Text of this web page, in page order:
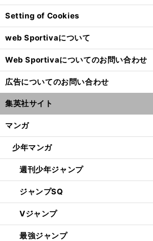
Setting of Cookies
web Sportivaについて
Web Sportivaについてのお問い合わせ
広告についてのお問い合わせ
集英社サイト
マンガ
少年マンガ
週刊少年ジャンプ
ジャンプSQ
Vジャンプ
最強ジャンプ